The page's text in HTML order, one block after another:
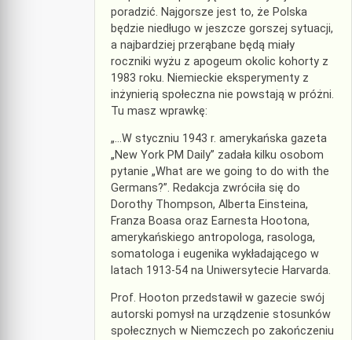
poradzić. Najgorsze jest to, że Polska
będzie niedługo w jeszcze gorszej sytuacji,
a najbardziej przerąbane będą miały
roczniki wyżu z apogeum okolic kohorty z
1983 roku. Niemieckie eksperymenty z
inżynierią społeczna nie powstają w próżni.
Tu masz wprawkę:
„…W styczniu 1943 r. amerykańska gazeta
„New York PM Daily” zadała kilku osobom
pytanie „What are we going to do with the
Germans?”. Redakcja zwróciła się do
Dorothy Thompson, Alberta Einsteina,
Franza Boasa oraz Earnesta Hootona,
amerykańskiego antropologa, rasologa,
somatologa i eugenika wykładającego w
latach 1913-54 na Uniwersytecie Harvarda.
Prof. Hooton przedstawił w gazecie swój
autorski pomysł na urządzenie stosunków
społecznych w Niemczech po zakończeniu